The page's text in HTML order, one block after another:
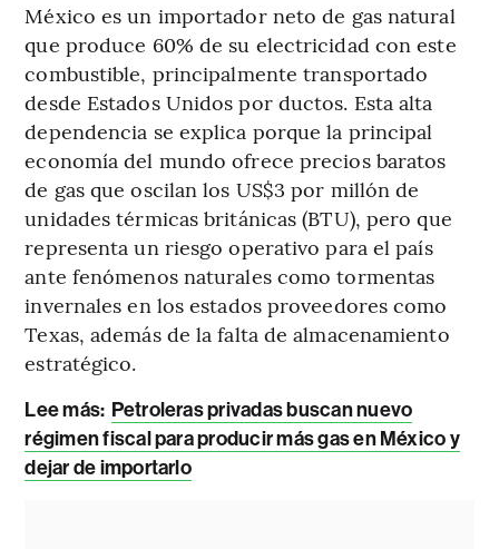
México es un importador neto de gas natural
que produce 60% de su electricidad con este
combustible, principalmente transportado
desde Estados Unidos por ductos. Esta alta
dependencia se explica porque la principal
economía del mundo ofrece precios baratos
de gas que oscilan los US$3 por millón de
unidades térmicas británicas (BTU), pero que
representa un riesgo operativo para el país
ante fenómenos naturales como tormentas
invernales en los estados proveedores como
Texas, además de la falta de almacenamiento
estratégico.
Lee más: Petroleras privadas buscan nuevo
régimen fiscal para producir más gas en México y
dejar de importarlo